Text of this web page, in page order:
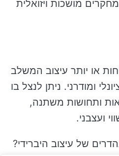
מחקרים מושכות ויזואלית
או יותר עיצוב המשלב
ומודרני. ניתן לנצל בו
ותחושות משתנה,
ועצבני.
של עיצוב היברידי?